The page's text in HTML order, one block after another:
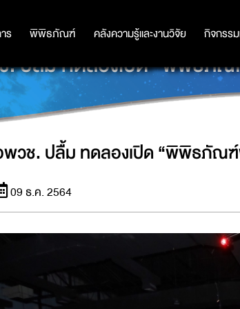
ร พิพิธภัณฑ์ คลังความรู้และงานวิจัย กิจกรร
ร พิพิธภัณฑ์ คลังความรู้และงานวิจัย กิจกรร
ปลื้ม ทดลองเปิด “พิพิธภัณ
วช. ปลื้ม ทดลองเปิด “พิพิธภัณฑ์
09 ธ.ค. 2564